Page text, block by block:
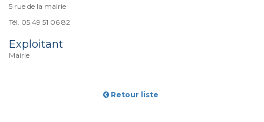
5 rue de la mairie
Tél. 05 49 51 06 82
Exploitant
Mairie
Retour liste